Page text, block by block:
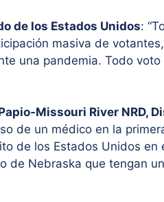
de los Estados Unidos:
masiva de
una pandemia. Todo
Missouri River NRD,
de un médico en la
de los Estados Unidos en
de Nebraska que tengan